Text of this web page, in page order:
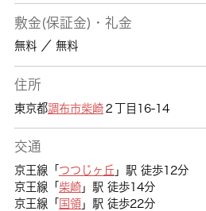
敷金(保証金)・礼金
無料 ／ 無料
住所
東京都調布市柴崎２丁目16-14
交通
京王線「 つつじヶ丘 」駅 徒歩12分
京王線「 柴崎」駅 徒歩14分
京王線「 国領」駅 徒歩22分